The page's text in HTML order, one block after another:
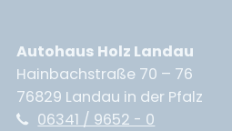
Autohaus Holz Landau
Hainbachstraße 70 – 76
76829 Landau in der Pfalz
06341 / 9652 - 0